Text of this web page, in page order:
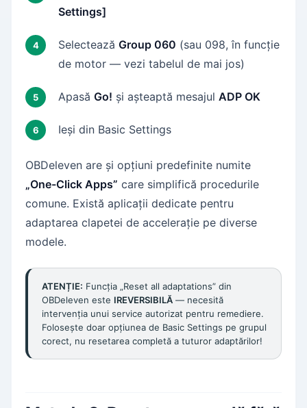
Settings]
Selectează Group 060 (sau 098, în funcție
de motor — vezi tabelul de mai jos)
Apasă Go! și așteaptă mesajul ADP OK
Ieși din Basic Settings
OBDeleven are și opțiuni predefinite numite
„One-Click Apps” care simplifică procedurile
comune. Există aplicații dedicate pentru
adaptarea clapetei de accelerație pe diverse
modele.
ATENȚIE: Funcția „Reset all adaptations” din
OBDeleven este IREVERSIBILĂ — necesită
intervenția unui service autorizat pentru remediere.
Folosește doar opțiunea de Basic Settings pe grupul
corect, nu resetarea completă a tuturor adaptărilor!